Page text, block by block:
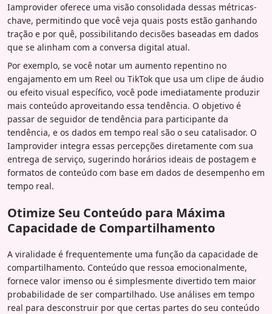
Iamprovider oferece uma visão consolidada dessas métricas-
chave, permitindo que você veja quais posts estão ganhando
tração e por quê, possibilitando decisões baseadas em dados
que se alinham com a conversa digital atual.
Por exemplo, se você notar um aumento repentino no
engajamento em um Reel ou TikTok que usa um clipe de áudio
ou efeito visual específico, você pode imediatamente produzir
mais conteúdo aproveitando essa tendência. O objetivo é
passar de seguidor de tendência para participante da
tendência, e os dados em tempo real são o seu catalisador. O
Iamprovider integra essas percepções diretamente com sua
entrega de serviço, sugerindo horários ideais de postagem e
formatos de conteúdo com base em dados de desempenho em
tempo real.
Otimize Seu Conteúdo para Máxima
Capacidade de Compartilhamento
A viralidade é frequentemente uma função da capacidade de
compartilhamento. Conteúdo que ressoa emocionalmente,
fornece valor imenso ou é simplesmente divertido tem maior
probabilidade de ser compartilhado. Use análises em tempo
real para desconstruir por que certas partes do seu conteúdo